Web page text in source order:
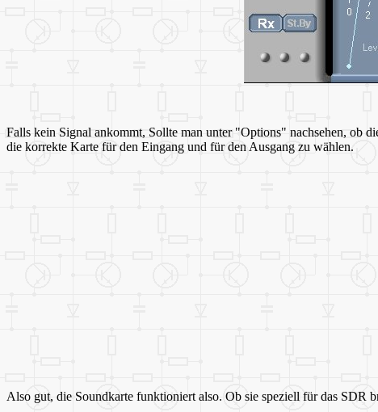
Falls kein Signal ankommt, Sollte man unter "Options" nachsehen, ob
die korrekte Karte für den Eingang und für den Ausgang zu wählen.
Also gut, die Soundkarte funktioniert also. Ob sie speziell für das SDR